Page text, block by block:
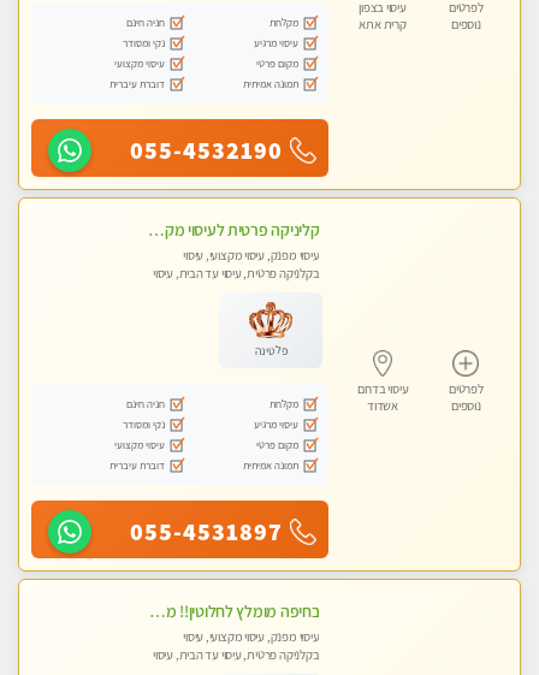
לפרטים
נוספים
עיסוי בצפון
קרית אתא
מקלחת
חניה חינם
עיסוי מרגיע
נקי ומסודר
מקום פרטי
עיסוי מקצועי
תמונה אמיתית
דוברת עיברית
055-4532190
לפרטים
נוספים
עיסוי בדרום
אשדוד
קליניקה פרטית לעיסוי מקצועי ואלטרנטיבי ברמה גבוהה VIP תתקשר ..... highly recommended..new in the city
עיסוי מפנק, עיסוי מקצועי, עיסוי
בקלניקה פרטית, עיסוי עד הבית, עיסוי
פלטינה
מקלחת
חניה חינם
עיסוי מרגיע
נקי ומסודר
מקום פרטי
עיסוי מקצועי
תמונה אמיתית
דוברת עיברית
055-4531897
בחיפה מומלץ לחלוטין!! מעסה יפה איכותית מקצועית ומפנקת מאוד פרטי מומלץ בחום.עיסוי מפנק מאוווד.
עיסוי מפנק, עיסוי מקצועי, עיסוי
בקלניקה פרטית, עיסוי עד הבית, עיסוי